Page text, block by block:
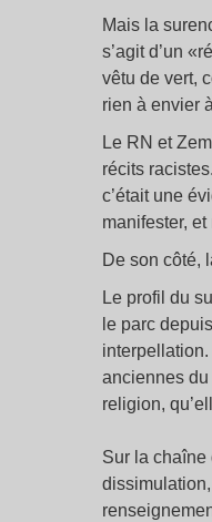
Mais la
s’agit d’un
vêtu de vert,
rien à envier
Le RN et
récits
c’était une
manifester,
De son côté,
Le profil du
le parc
anciennes du
religion,
Sur la chaîne